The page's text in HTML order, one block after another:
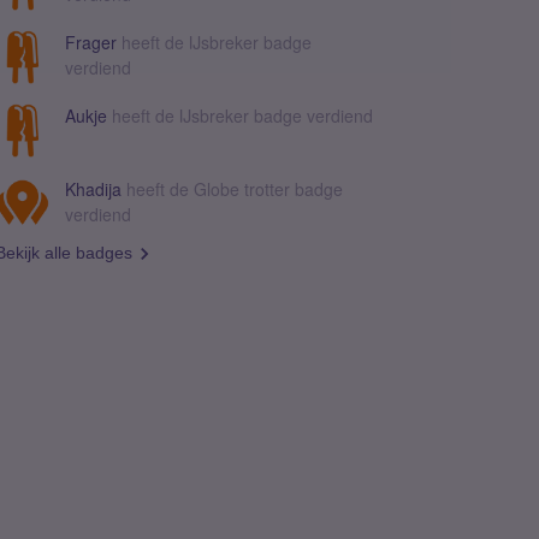
Frager heeft de IJsbreker badge
verdiend
Aukje heeft de IJsbreker badge verdiend
Khadija heeft de Globe trotter badge
verdiend
alle badges